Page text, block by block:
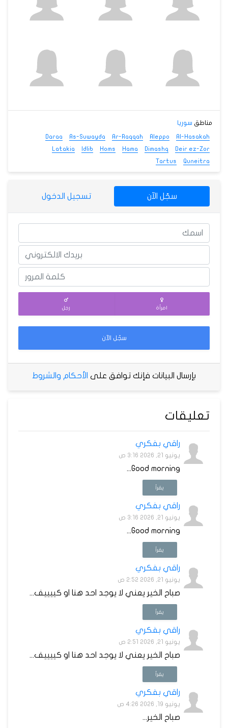
مناطق سوريا
Al-Hasakah
Aleppo
Ar-Raqqah
As-Suwayda
Daraa
Deir ez-Zor
Dimashq
Hama
Homs
Idlib
Latakia
Quneitra
Tartus
سجّل الآن تسجيل الدخول
امرأة رجل
سجّل الآن
بإرسال البيانات فإنك توافق على الأحكام والشروط
تعليقات
راقي بفكري
يونيو 21, 2026 3:16 ص
Good morning...
يقرأ
راقي بفكري
يونيو 21, 2026 3:16 ص
Good morning...
يقرأ
راقي بفكري
يونيو 21, 2026 2:52 ص
صباح الخير يعني لا يوجد احد هنا او كييييف...
يقرأ
راقي بفكري
يونيو 21, 2026 2:51 ص
صباح الخير يعني لا يوجد احد هنا او كييييف...
يقرأ
راقي بفكري
يونيو 19, 2026 4:26 ص
صباح الخير...